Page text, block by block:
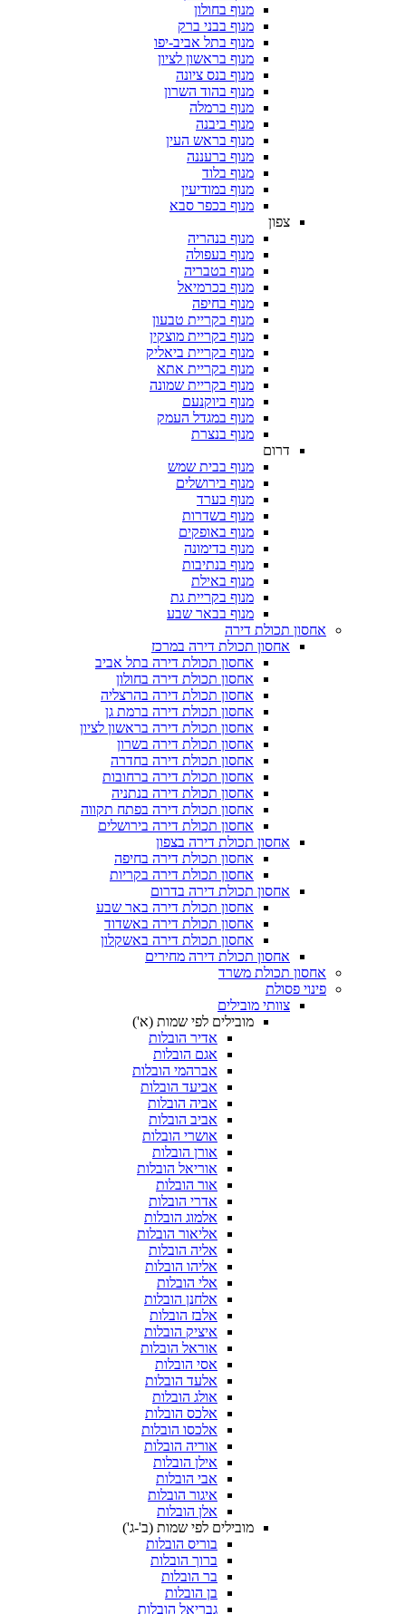
מנוף בחולון
מנוף בבני ברק
מנוף בתל אביב-יפו
מנוף בראשון לציון
מנוף בנס ציונה
מנוף בהוד השרון
מנוף ברמלה
מנוף ביבנה
מנוף בראש העין
מנוף ברעננה
מנוף בלוד
מנוף במודיעין
מנוף בכפר סבא
צפון
מנוף בנהריה
מנוף בעפולה
מנוף בטבריה
מנוף בכרמיאל
מנוף בחיפה
מנוף בקריית טבעון
מנוף בקריית מוצקין
מנוף בקריית ביאליק
מנוף בקריית אתא
מנוף בקריית שמונה
מנוף ביוקנעם
מנוף במגדל העמק
מנוף בנצרת
דרום
מנוף בבית שמש
מנוף בירושלים
מנוף בערד
מנוף בשדרות
מנוף באופקים
מנוף בדימונה
מנוף בנתיבות
מנוף באילת
מנוף בקריית גת
מנוף בבאר שבע
אחסון תכולת דירה
אחסון תכולת דירה במרכז
אחסון תכולת דירה בתל אביב
אחסון תכולת דירה בחולון
אחסון תכולת דירה בהרצליה
אחסון תכולת דירה ברמת גן
אחסון תכולת דירה בראשון לציון
אחסון תכולת דירה בשרון
אחסון תכולת דירה בחדרה
אחסון תכולת דירה ברחובות
אחסון תכולת דירה בנתניה
אחסון תכולת דירה בפתח תקווה
אחסון תכולת דירה בירושלים
אחסון תכולת דירה בצפון
אחסון תכולת דירה בחיפה
אחסון תכולת דירה בקריות
אחסון תכולת דירה בדרום
אחסון תכולת דירה באר שבע
אחסון תכולת דירה באשדוד
אחסון תכולת דירה באשקלון
אחסון תכולת דירה מחירים
אחסון תכולת משרד
פינוי פסולת
צוותי מובילים
מובילים לפי שמות (א')
אדיר הובלות
אגם הובלות
אברהמי הובלות
אביעד הובלות
אביה הובלות
אביב הובלות
אושרי הובלות
אורן הובלות
אוריאל הובלות
אור הובלות
אדרי הובלות
אלמוג הובלות
אליאור הובלות
אליה הובלות
אליהו הובלות
אלי הובלות
אלחנן הובלות
אלבז הובלות
איציק הובלות
אוראל הובלות
אסי הובלות
אלעד הובלות
אולג הובלות
אלכס הובלות
אלכסו הובלות
אוריה הובלות
אילן הובלות
אבי הובלות
איגור הובלות
אלן הובלות
מובילים לפי שמות (ב'-ג')
בוריס הובלות
ברוך הובלות
בר הובלות
בן הובלות
גבריאל הובלות